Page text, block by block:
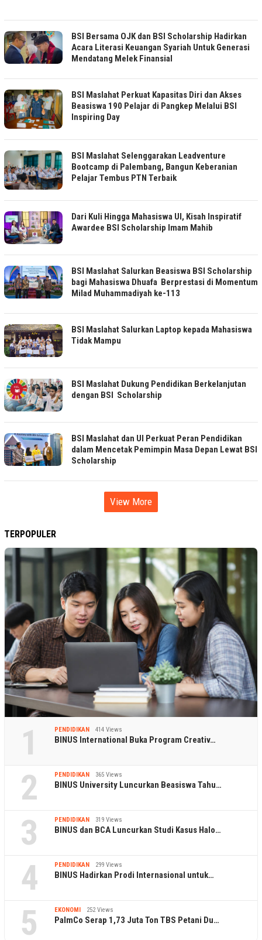
BSI Bersama OJK dan BSI Scholarship Hadirkan
Acara Literasi Keuangan Syariah Untuk Generasi
Mendatang Melek Finansial
BSI Maslahat Perkuat Kapasitas Diri dan Akses
Beasiswa 190 Pelajar di Pangkep Melalui BSI
Inspiring Day
BSI Maslahat Selenggarakan Leadventure
Bootcamp di Palembang, Bangun Keberanian
Pelajar Tembus PTN Terbaik
Dari Kuli Hingga Mahasiswa UI, Kisah Inspiratif
Awardee BSI Scholarship Imam Mahib
BSI Maslahat Salurkan Beasiswa BSI Scholarship
bagi Mahasiswa Dhuafa Berprestasi di Momentum
Milad Muhammadiyah ke-113
BSI Maslahat Salurkan Laptop kepada Mahasiswa
Tidak Mampu
BSI Maslahat Dukung Pendidikan Berkelanjutan
dengan BSI Scholarship
BSI Maslahat dan UI Perkuat Peran Pendidikan
dalam Mencetak Pemimpin Masa Depan Lewat BSI
Scholarship
View More
TERPOPULER
1 PENDIDIKAN 414 Views
BINUS International Buka Program Creativ…
2 PENDIDIKAN 365 Views
BINUS University Luncurkan Beasiswa Tahu…
3 PENDIDIKAN 319 Views
BINUS dan BCA Luncurkan Studi Kasus Halo…
4 PENDIDIKAN 299 Views
BINUS Hadirkan Prodi Internasional untuk…
5 EKONOMI 252 Views
PalmCo Serap 1,73 Juta Ton TBS Petani Du…